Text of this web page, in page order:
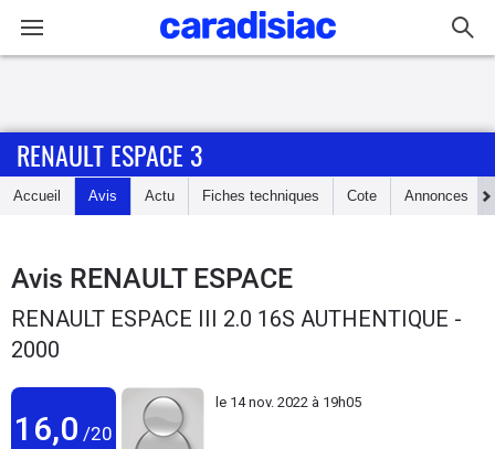
Accueil
Essais
Guide
d'achat
RENAULT ESPACE 3
Accueil Avis Actu Fiches techniques Cote Annonces
Avis RENAULT ESPACE
RENAULT ESPACE III 2.0 16S AUTHENTIQUE -
2000
16,0 /20
le 14 nov. 2022 à 19h05